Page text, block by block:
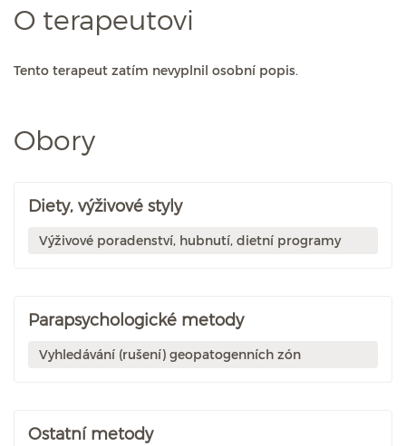
O terapeutovi
Tento terapeut zatím nevyplnil osobní popis.
Obory
Diety, výživové styly
Výživové poradenství, hubnutí, dietní programy
Parapsychologické metody
Vyhledávání (rušení) geopatogenních zón
Ostatní metody